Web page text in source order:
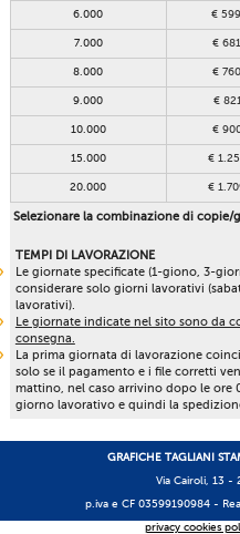
6.000 €
7.000 €
8.000 €
9.000 €
10.000 €
15.000 €
20.000 €
Selezionare la combinazione di
TEMPI DI LAVORAZIONE
Le giornate specificate (1-giono, 3-
considerare solo giorni lavorativi
lavorativi).
Le giornate indicate nel sito sono da
consegna.
La prima giornata di lavorazione
solo se il pagamento e i file corretti
mattino, nel caso arrivino dopo le ore
giorno lavorativo e quindi la
GRAFICHE TAGLIANI
Via Cairoli, 13 -
p.iva e CF 03599190984 -
privacy cookies